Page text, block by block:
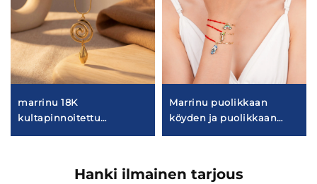
marrinu 18K
kultapinnoitettu
spiraalinen sini
Marrinu puolikkaan
köyden ja puolikkaan
ketjun koristeellinen
Hanki ilmainen tarjous